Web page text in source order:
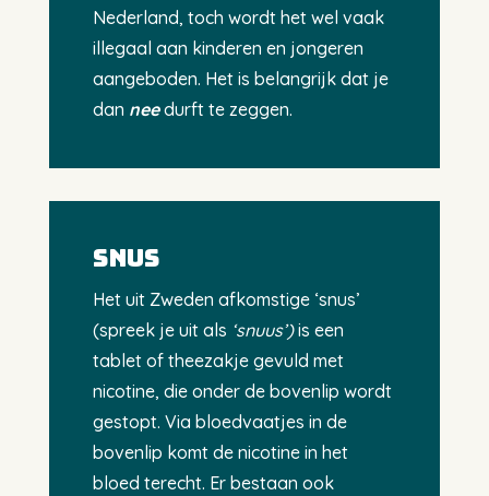
Nederland, toch wordt het wel vaak
illegaal aan kinderen en jongeren
aangeboden. Het is belangrijk dat je
dan nee durft te zeggen.
Snus
Het uit Zweden afkomstige ‘snus’
(spreek je uit als ‘snuus’)is een
tablet of theezakje gevuld met
nicotine, die onder de bovenlip wordt
gestopt. Via bloedvaatjes in de
bovenlip komt de nicotine in het
bloed terecht. Er bestaan ook